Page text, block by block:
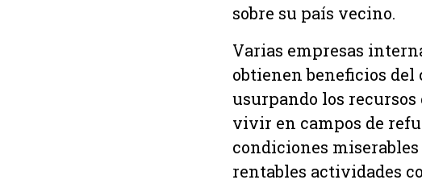
sobre su país vecino.
Varias empresas
obtienen beneficios
usurpando los recursos
vivir en campos de
condiciones
rentables actividades